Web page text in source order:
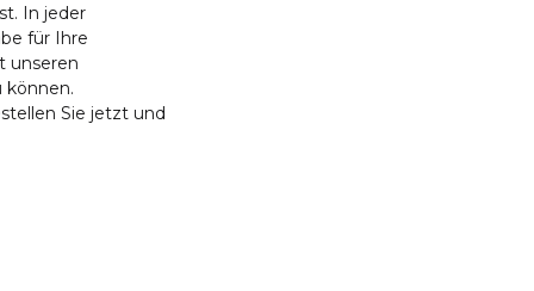
In jeder
für Ihre
unseren
können.
Sie jetzt und